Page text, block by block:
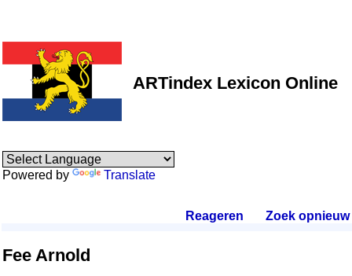
ARTindex Lexicon Online
Powered by Translate
Reageren Zoek opnieuw.
Fee Arnold